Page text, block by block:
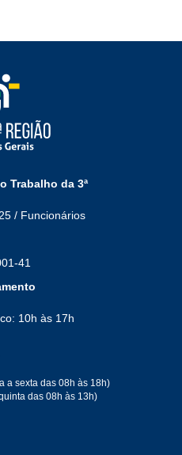
Dez
Mai Jun
Jul
Trabalho da 3ª
/ Funcionários
41
10h às 17h
a sexta das 08h às 18h)
das 08h às 13h)